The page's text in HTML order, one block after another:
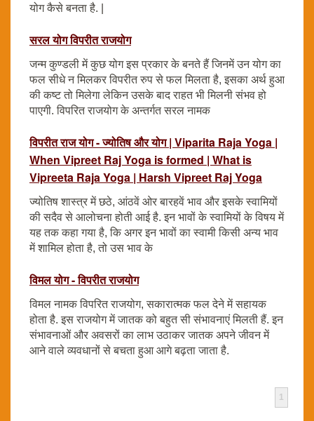
योग कैसे बनता है. |
सरल योग विपरीत राजयोग
जन्म कुण्डली में कुछ योग इस प्रकार के बनते हैं जिनमें उन योग का
फल सीधे न मिलकर विपरीत रुप से फल मिलता है, इसका अर्थ हुआ
की कष्ट तो मिलेगा लेकिन उसके बाद राहत भी मिलनी संभव हो
पाएगी. विपरित राजयोग के अन्तर्गत सरल नामक
विपरीत राज योग - ज्योतिष और योग | Viparita Raja Yoga |
When Vipreet Raj Yoga is formed | What is
Vipreeta Raja Yoga | Harsh Vipreet Raj Yoga
ज्योतिष शास्त्र में छठे, आंठवें ओर बारहवें भाव और इसके स्वामियों
की सदैव से आलोचना होती आई है. इन भावों के स्वामियों के विषय में
यह तक कहा गया है, कि अगर इन भावों का स्वामी किसी अन्य भाव
में शामिल होता है, तो उस भाव के
विमल योग - विपरीत राजयोग
विमल नामक विपरित राजयोग, सकारात्मक फल देने में सहायक
होता है. इस राजयोग में जातक को बहुत सी संभावनाएं मिलती हैं. इन
संभावनाओं और अवसरों का लाभ उठाकर जातक अपने जीवन में
आने वाले व्यवधानों से बचता हुआ आगे बढ़ता जाता है.
1